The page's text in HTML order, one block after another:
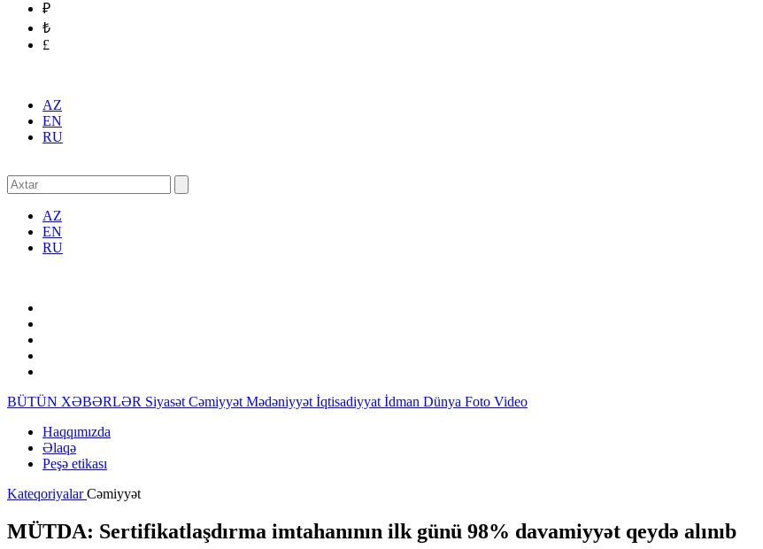
₽
₺
£
AZ
EN
RU
AZ
EN
RU
BÜTÜN XƏBƏRLƏR Siyasət Cəmiyyət Mədəniyyət İqtisadiyyat İdman Dünya Foto Video
Haqqımızda
Əlaqə
Peşə etikası
KateqoriyalarCəmiyyət
MÜTDA: Sertifikatlaşdırma imtahanının ilk günü 98% davamiyyət qeydə alınıb